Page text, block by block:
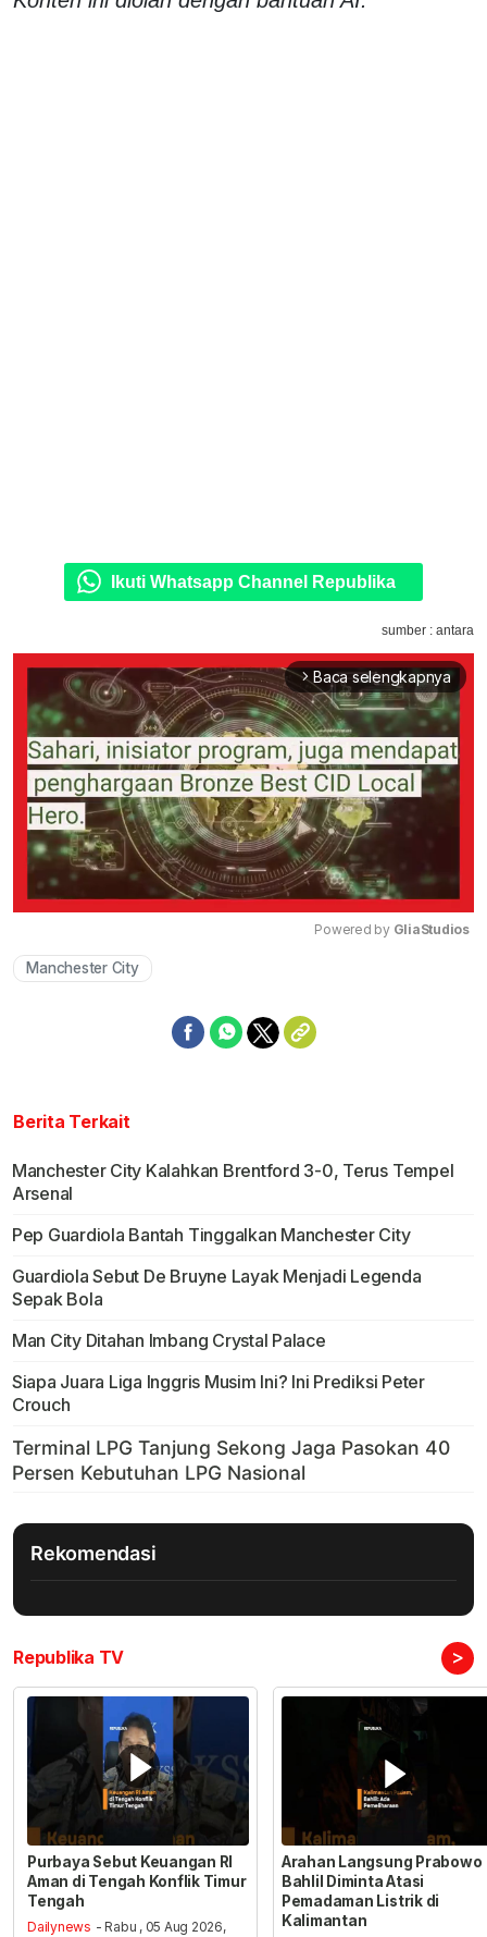
Ikuti Whatsapp Channel Republika
sumber : antara
arrow_forward_ios Baca selengkapnya
Powered by GliaStudios
Manchester City
Berita Terkait
Manchester City Kalahkan Brentford 3-0, Terus Tempel
Arsenal
Pep Guardiola Bantah Tinggalkan Manchester City
Guardiola Sebut De Bruyne Layak Menjadi Legenda
Sepak Bola
Man City Ditahan Imbang Crystal Palace
Siapa Juara Liga Inggris Musim Ini? Ini Prediksi Peter
Crouch
Rekomendasi
Republika TV >
Purbaya Sebut Keuangan RI
Aman di Tengah Konflik Timur
Tengah
Dailynews - Rabu , 05 Aug 2026,
Arahan Langsung Prabowo
Bahlil Diminta Atasi
Pemadaman Listrik di
Kalimantan